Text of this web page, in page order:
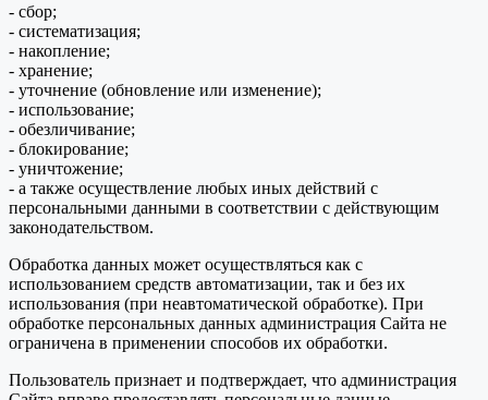
- сбор;
- систематизация;
- накопление;
- хранение;
- уточнение (обновление или изменение);
- использование;
- обезличивание;
- блокирование;
- уничтожение;
- а также осуществление любых иных действий с
персональными данными в соответствии с действующим
законодательством.
Обработка данных может осуществляться как с
использованием средств автоматизации, так и без их
использования (при неавтоматической обработке). При
обработке персональных данных администрация Сайта не
ограничена в применении способов их обработки.
Пользователь признает и подтверждает, что администрация